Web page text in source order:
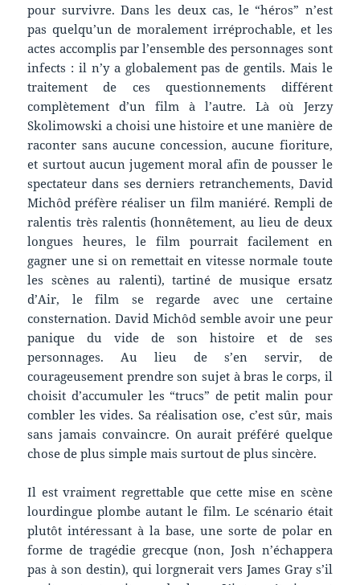
pour survivre. Dans les deux cas, le “héros” n’est
pas quelqu’un de moralement irréprochable, et les
actes accomplis par l’ensemble des personnages sont
infects : il n’y a globalement pas de gentils. Mais le
traitement de ces questionnements différent
complètement d’un film à l’autre. Là où Jerzy
Skolimowski a choisi une histoire et une manière de
raconter sans aucune concession, aucune fioriture,
et surtout aucun jugement moral afin de pousser le
spectateur dans ses derniers retranchements, David
Michôd préfère réaliser un film maniéré. Rempli de
ralentis très ralentis (honnêtement, au lieu de deux
longues heures, le film pourrait facilement en
gagner une si on remettait en vitesse normale toute
les scènes au ralenti), tartiné de musique ersatz
d’Air, le film se regarde avec une certaine
consternation. David Michôd semble avoir une peur
panique du vide de son histoire et de ses
personnages. Au lieu de s’en servir, de
courageusement prendre son sujet à bras le corps, il
choisit d’accumuler les “trucs” de petit malin pour
combler les vides. Sa réalisation ose, c’est sûr, mais
sans jamais convaincre. On aurait préféré quelque
chose de plus simple mais surtout de plus sincère.
Il est vraiment regrettable que cette mise en scène
lourdingue plombe autant le film. Le scénario était
plutôt intéressant à la base, une sorte de polar en
forme de tragédie grecque (non, Josh n’échappera
pas à son destin), qui lorgnerait vers James Gray s’il